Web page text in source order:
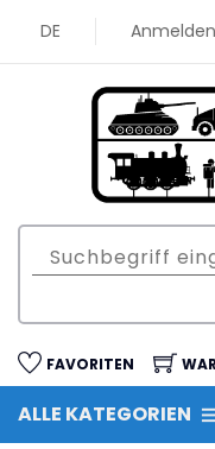
DE Anmelden
FAVORITEN
ALLE KATEGORIEN